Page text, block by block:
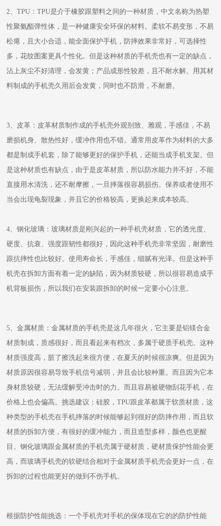
2、TPU：TPU是介于橡胶跟塑料之间的一种材质，中文名称为热塑
性聚氨酯弹性体，是一种健康安全环保的材料。柔软不易变形，不易
松瘪，且大小合适，能全面保护手机，防摔效果非常好，可选择性
多，花纹图案更具个性化。但是这种材质的手机壳也有一定的缺点，
沾上灰尘不好清理，会发黄；产品成形性较差，且不耐水解。用其材
料制成的手机壳久用后会发黄，同时也不防滑，不耐磨。
3、皮革：皮革材质制作成的手机壳外观别致、雅观，手感佳，不易
磨损机身、散热性好，缓冲作用也不错。通常用皮革作为材料的大多
都是制成手机套，除了能够更好的保护手机，还能当成手机支架。但
是这种材质也有缺点，由于是皮革材质，所以防水能力并不好，不能
直接用水清洗，还不耐摩擦，一旦摔落很容易损伤。保养或者使用不
当会出现龟裂现象，并且它的价格较高，更换起来成本较高。
4、钢化玻璃：玻璃材质是刚兴起的一种手机壳材质，它的透光度、
硬度、抗衰、强度跟韧性都很好，因此这种手机壳非常坚固，耐磨性
跟抗摔性也比较好。使用寿命长，手感佳，细腻有光泽。但是这种手
机壳在拆卸方面有着一定的缺陷，因为材质较硬，所以很容易造成手
机背板损伤，所以我们在安装跟拆卸的时候一定要小心注意。
5、金属材质：金属材质的手机壳是这几年很火，它主要是铝镁合金
材质制成，质感很好，而且看起来有档次，多属于硬质手机壳。这种
材质强度高，脏了擦洗起来很方便，在夏天的时候很凉爽。但是因为
材质原因很容易导致手机信号减弱，并且会比较种重。而且因为它本
身材质较硬，无法缓解受冲击时的力。而且容易被硬物刮花手机，在
价格上也会偏高。挑选建议：硅胶，TPU跟皮革都属于软质材质，这
种类型的手机壳在手机摔落的时候能够起到很好的防摔作用，而且软
材质的拆卸方便，有很好的缓冲能力，而且造型多样，颜色也更醒
目。钢化玻璃跟金属材质的手机壳属于硬材质，硬材质保护性能会更
高，而玻璃手机壳的软硬结合相对于金属材质手机壳会更好一点，在
拆卸的过程也能更好的做到不伤手机。
根据防护性能挑选：一个手机壳对手机的保体现在它的的防护性能